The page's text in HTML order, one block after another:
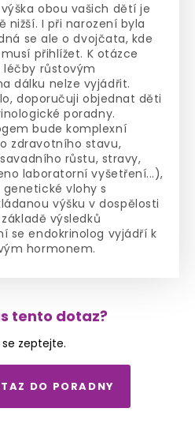
obou vašich dětí je
I při narození byla
se ale o dvojčata, kde
přihlížet. K otázce
růstovým
dálku nelze vyjádřit.
doporučuji objednat děti
poradny.
bude komplexní
zdravotního stavu,
růstu, stravy,
laboratorní vyšetření...),
vlohy s
výšku v dospělosti
výsledků
se endokrinolog vyjádří k
hormonem.
tento dotaz?
se zeptejte.
DO PORADNY